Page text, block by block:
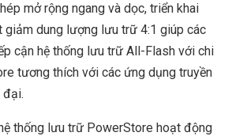
mở rộng ngang và dọc, triển khai
giảm dung lượng lưu trữ 4:1 giúp các
cận hệ thống lưu trữ All-Flash với chi
tương thích với các ứng dụng truyền
đại.
thống lưu trữ PowerStore hoạt động